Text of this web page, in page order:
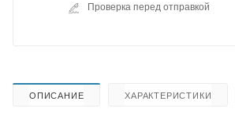
Проверка перед отправкой
ОПИСАНИЕ ХАРАКТЕРИСТИКИ